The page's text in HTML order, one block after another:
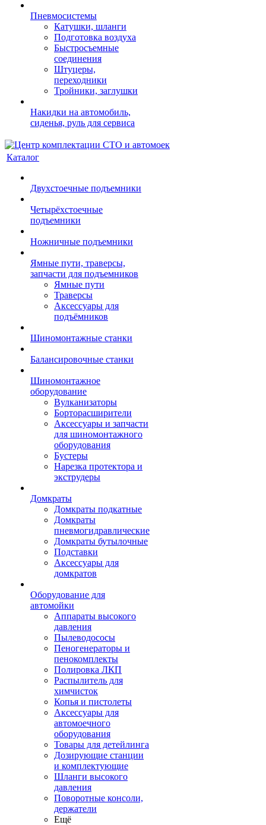
Пневмосистемы
Катушки, шланги
Подготовка воздуха
Быстросъемные
соединения
Штуцеры,
переходники
Тройники, заглушки
Накидки на автомобиль,
сиденья, руль для сервиса
Каталог
Двухстоечные подъемники
Четырёхстоечные
подъемники
Ножничные подъемники
Ямные пути, траверсы,
запчасти для подъемников
Ямные пути
Траверсы
Аксессуары для
подъёмников
Шиномонтажные станки
Балансировочные станки
Шиномонтажное
оборудование
Вулканизаторы
Борторасширители
Аксессуары и запчасти
для шиномонтажного
оборудования
Бустеры
Нарезка протектора и
экструдеры
Домкраты
Домкраты подкатные
Домкраты
пневмогидравлические
Домкраты бутылочные
Подставки
Аксессуары для
домкратов
Оборудование для
автомойки
Аппараты высокого
давления
Пылеводососы
Пеногенераторы и
пенокомплекты
Полировка ЛКП
Распылитель для
химчисток
Копья и пистолеты
Аксессуары для
автомоечного
оборудования
Товары для детейлинга
Дозирующие станции
и комплектующие
Шланги высокого
давления
Поворотные консоли,
держатели
Ещё